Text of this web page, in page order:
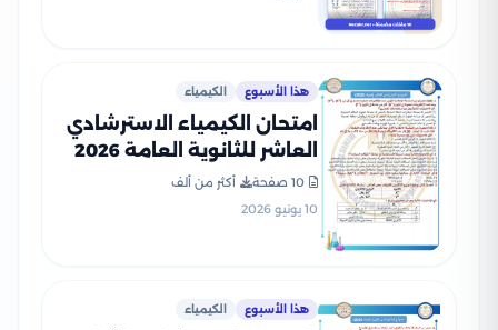
هذا الأسبوع الكيمياء
امتحان الكيمياء الاسترشادي
العاشر للثانوية العامة 2026
PDF للتدريب على نمط
الأسئلة
10 صفحة
أكثر من ألف
10 يونيو 2026
هذا الأسبوع الكيمياء